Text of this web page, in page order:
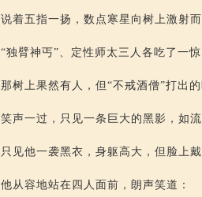
说着五指一扬，数点寒星向树上激射而
“独臂神丐”、定性师太三人各吃了一惊
那树上果然有人，但“不戒酒僧”打出
笑声一过，只见一条巨大的黑影，如
只见他一袭黑衣，身躯高大，但脸上
他从容地站在四人面前，朗声笑道：